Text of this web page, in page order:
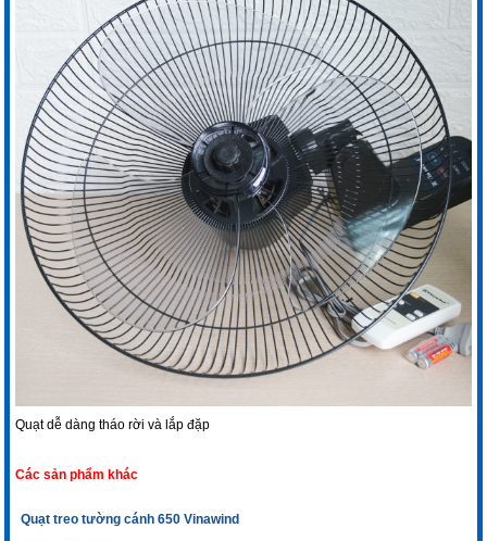
Quạt dễ dàng tháo rời và lắp đặp
Các sản phẩm khác
Quạt treo tường cánh 650 Vinawind